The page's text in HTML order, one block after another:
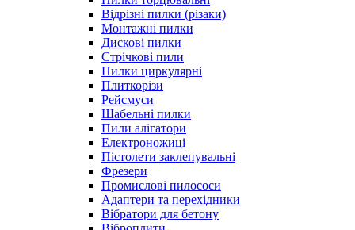
Відрізні пилки (різаки)
Монтажні пилки
Дискові пилки
Стрічкові пили
Пилки циркулярні
Плиткорізи
Рейсмуси
Шабельні пилки
Пили алігатори
Електроножиці
Пістолети заклепувальні
Фрезери
Промислові пилососи
Адаптери та перехідники
Вібратори для бетону